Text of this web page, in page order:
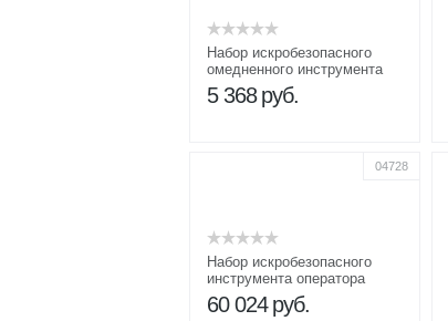
Набор искробезопасного
омедненного инструмента
ВБ-1
5 368 руб.
04728
Набор искробезопасного
инструмента оператора
добычи нефти и газа ДНГ
универсальный
60 024 руб.